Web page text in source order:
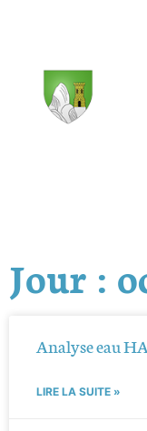
Jour :
Analyse eau
LIRE LA SUITE »